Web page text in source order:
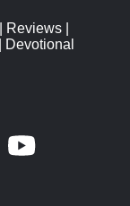
Reviews
Devotional